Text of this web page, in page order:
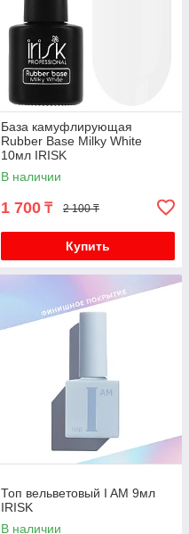
База камуфлирующая
Rubber Base Milky White
10мл IRISK
В наличии
1 700 ₸ 2 100 ₸
Купить
Топ вельветовый I AM 9мл
IRISK
В наличии